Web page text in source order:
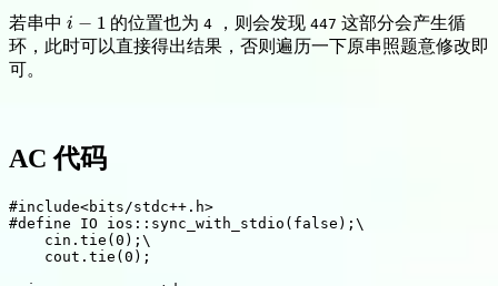
若串中 i − 1
i−1 的位置也为 4，则会发现 447 这部分会产生循
环，此时可以直接得出结果，否则遍历一下原串照题意修改即
可。
AC 代码
#include<bits/stdc++.h>
#define IO ios::sync_with_stdio(false);\
    cin.tie(0);\
    cout.tie(0);